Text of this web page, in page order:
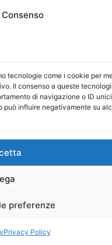
tecnologie come i cookie per
Il consenso a queste
di navigazione o ID
può influire negativamente su
preferenze
Privacy Policy